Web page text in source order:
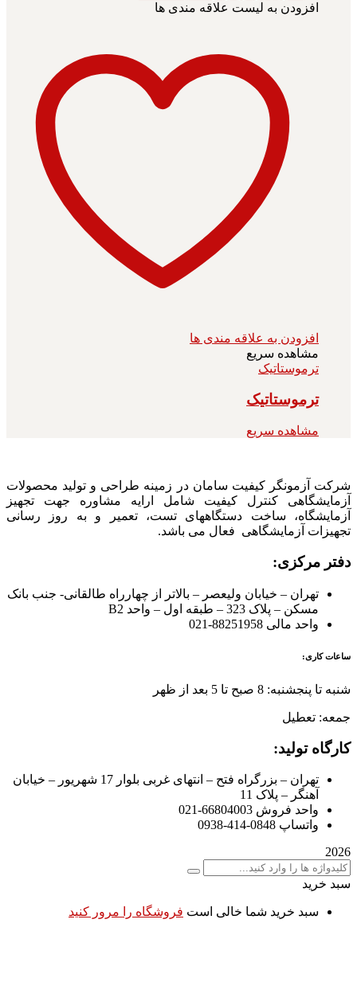
افزودن به لیست علاقه مندی ها
افزودن به علاقه مندی ها
مشاهده سریع
ترموستاتیک
ترموستاتیک
مشاهده سریع
شرکت آزمونگر کیفیت سامان در زمینه طراحی و تولید محصولات
آزمایشگاهی کنترل کیفیت شامل ارایه مشاوره جهت تجهیز
آزمایشگاه، ساخت دستگاههای تست، تعمیر و به روز رسانی
تجهیزات آزمایشگاهی فعال می باشد.
دفتر مرکزی:
تهران – خیابان ولیعصر – بالاتر از چهارراه طالقانی- جنب بانک
مسکن – پلاک 323 – طبقه اول – واحد B2
واحد مالی 88251958-021
ساعات کاری:
شنبه تا پنجشنبه: 8 صبح تا 5 بعد از ظهر
جمعه: تعطیل
کارگاه تولید:
تهران – بزرگراه فتح – انتهای غربی بلوار 17 شهریور – خیابان
آهنگر – پلاک 11
واحد فروش 66804003-021
واتساپ 0848-414-0938
2026
سبد خرید
سبد خرید شما خالی است فروشگاه را مرور کنید